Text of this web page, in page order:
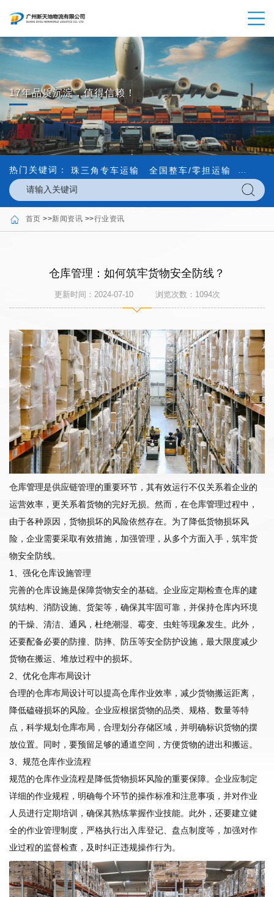
17年品质沉淀，值得信赖！
热门关键词： 珠三角专车运输 全国整车/零担运输 内外贸
首页 >>新闻资讯 >>行业资讯
仓库管理：如何筑牢货物安全防线？
更新时间：2024-07-10 浏览次数： 1094次
仓库管理是供应链管理的重要环节，其有效运行不仅关系着企业的
运营效率，更关系着货物的完好无损。然而，在仓库管理过程中，
由于各种原因，货物损坏的风险依然存在。为了降低货物损坏风
险，企业需要采取有效措施，加强管理，从多个方面入手，筑牢货
物安全防线。
1、强化仓库设施管理
完善的仓库设施是保障货物安全的基础。企业应定期检查仓库的建
筑结构、消防设施、货架等，确保其牢固可靠，并保持仓库内环境
的干燥、清洁、通风，杜绝潮湿、霉变、虫蛀等现象发生。此外，
还要配备必要的防撞、防摔、防压等安全防护设施，最大限度减少
货物在搬运、堆放过程中的损坏。
2、优化仓库布局设计
合理的仓库布局设计可以提高仓库作业效率，减少货物搬运距离，
降低磕碰损坏的风险。企业应根据货物的品类、规格、数量等特
点，科学规划仓库布局 ，合理划分存储区域，并明确标识货物的摆
放位置。同时，要预留足够的通道空间，方便货物的进出和搬运。
3、规范仓库作业流程
规范的仓库作业流程是降低货物损坏风险的重要保障。企业应制定
详细的作业规程，明确每个环节的操作标准和注意事项，并对作业
人员进行定期培训，确保其熟练掌握作业技能。此外，还要建立健
全的作业管理制度，严格执行出入库登记、盘点制度等，加强对作
业过程的监督检查，及时纠正违规操作行为。